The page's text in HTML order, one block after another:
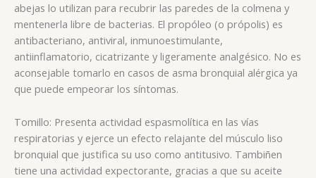
abejas lo utilizan para recubrir las paredes de la colmena y
mentenerla libre de bacterias. El propóleo (o própolis) es
antibacteriano, antiviral, inmunoestimulante,
antiinflamatorio, cicatrizante y ligeramente analgésico. No es
aconsejable tomarlo en casos de asma bronquial alérgica ya
que puede empeorar los síntomas.
Tomillo: Presenta actividad espasmolítica en las vías
respiratorias y ejerce un efecto relajante del músculo liso
bronquial que justifica su uso como antitusivo. Tambiñen
tiene una actividad expectorante, gracias a que su aceite